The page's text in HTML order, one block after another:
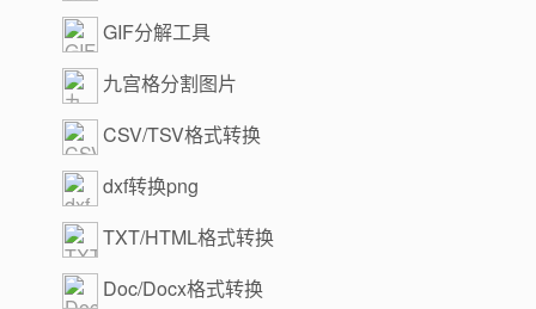
GIF分解工具
九宫格分割图片
CSV/TSV格式转换
dxf转换png
TXT/HTML格式转换
Doc/Docx格式转换